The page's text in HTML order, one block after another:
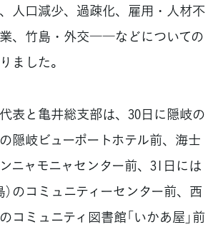
人口減少、過疎化、雇用・人材不
、竹島・外交――などについての
ました。
表と亀井総支部は、30日に隠岐の
の隠岐ビューポートホテル前、海士
ンニャモニャセンター前、31日には
）のコミュニティーセンター前、西
コミュニティ図書館「いかあ屋」前